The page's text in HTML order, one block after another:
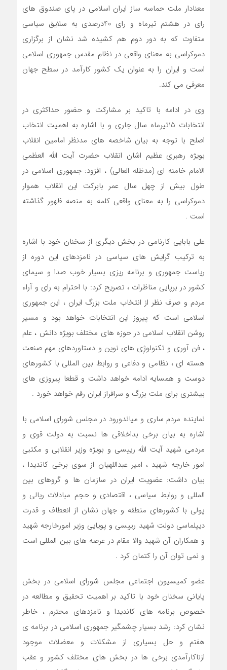
معنادار ملت حماسه ساز ایران اسلامی در پای صندوق های
رای در هشتم تیرماه و رای 40درصدی به سلایق سیاسی
متفاوت که به دور دوم هم کشیده شد نشان از برگزاری
دموکراسی به معنای واقعی در نظام مقدس جمهوری اسلامی
است و ایران را به عنوان یک کشور کارآمد در سطح جهان
معرفی می کند.
وی در ادامه با تاکید بر مشارکت و حضور حداکثری در
انتخابات 15تیرماه سال جاری و با اشاره به اهمیت انتخاب
اصلح با توجه به بیان شاخصه های مدنظر امامین انقلاب
بویژه رهبری عظیم اشان انقلاب حضرت آیت الله العظمی
الامام خامنه ای (مدظله العالی) ، افزود: جمهوری اسلامی در
طول بیش از چهل سال عمر بابرکت این انقلاب هموار
دموکراسی را به معنای واقعی کلمه به منصه ظهور گذاشته
است .
علی بابایی کارنامی در بخش دیگری از سخنان خود با اشاره
به ترکیب گرایش های سیاسی در نامزدهای این دوره از
ریاست جمهوری و برنامه ریزی بسیار خوب صدا و سیمای
کشور در برپایی مناظرات ، تصریح کرد: با احترام به رای و آراء
مردم و صرف نظر از انتخاب ملت بزرگ ایران ، این جمهوری
اسلامی است که پیروز این انتخابات خواهد بود و مسیر
روشن انقلاب اسلامی در حوزه های مختلف بویژه دانش ، علم
، فن آوری و تکنولوژِی های نوین و دستاوردهای مهم صنعت
هسته ای ، نظامی و دفاعی و روابط بین المللی با کشورهای
دوست و همسایه ادامه خواهد داشت و قطعا پیروزی های
بیشتری برای ملت بزرگ و سرافراز ایران رقم خواهد خورد .
نماینده مردم ساری و میاندورود در مجلس شورای اسلامی با
اشاره به بیان برخی بداخلاقی ها نسبت به دولت قوی و
مردمی شهید آیت الله رییسی و بویژه وزیر انقلابی و مکتبی
امور خارجه شهید ، امیر عبداللهیان از سوی برخی کاندیدا ،
بیان داشت: عضویت ایران در سازمان ها و گروهای بین
المللی و روابط سیاسی ، اقتصادی و حجم مبادلات ریالی و
پولی با کشورهای منطقه و جهان نشان از انعطاف و قدرت
دیپلماسی دولت شهید رییسی و پویایی وزیر امورخارجه شهید
و همکاران آن شهید والا مقام در عرصه های بین المللی است
و نمی توان آن را کتمان کرد .
عضو کمیسیون اجتماعی مجلس شورای اسلامی در بخش
پایانی سخنان خود با تاکید بر اهمیت تحقیق و مطالعه در
خصوص برنامه های کاندیدا و نامزدهای محترم ، خاطر
نشان کرد: رشد بسیار چشمگیر جمهوری اسلامی در برنامه ی
هفتم و حل بسیاری از مشکلات و معضلات موجود
ازناکارآمدی برخی ها در بخش های مختلف کشور و عقب